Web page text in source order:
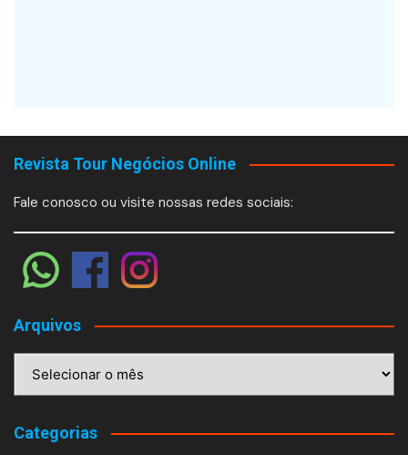
Revista Tour Negócios Online
Fale conosco ou visite nossas redes sociais:
Arquivos
Categorias